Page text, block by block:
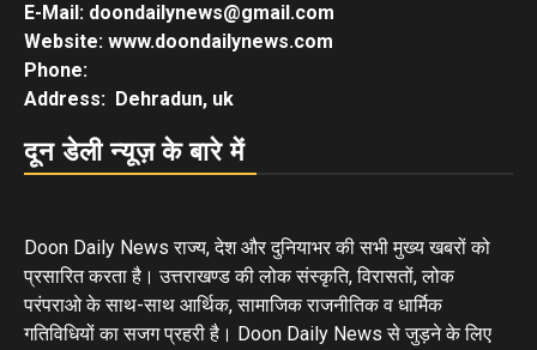
E-Mail: doondailynews@gmail.com
Website: www.doondailynews.com
Phone:
Address: Dehradun, uk
दून डेली न्यूज़ के बारे में
Doon Daily News राज्य, देश और दुनियाभर की सभी मुख्य खबरों को
प्रसारित करता है। उत्तराखण्ड की लोक संस्कृति, विरासतों, लोक
परंपराओ के साथ-साथ आर्थिक, सामाजिक राजनीतिक व धार्मिक
गतिविधियों का सजग प्रहरी है। Doon Daily News से जुड़ने के लिए